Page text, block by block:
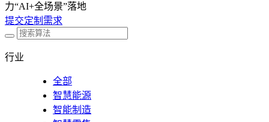
力“AI+全场景”落地
提交定制需求
行业
全部
智慧能源
智能制造